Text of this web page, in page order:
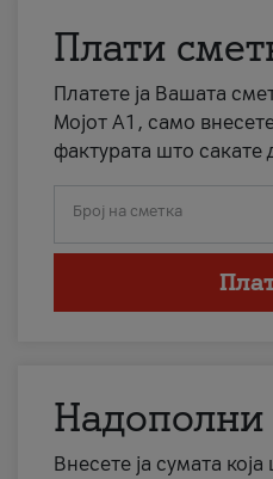
Плати
Платете ја Вашата
Мојот А1, само
фактурата што сакате
Број на сметка
Надополни
Внесете ја сумата која